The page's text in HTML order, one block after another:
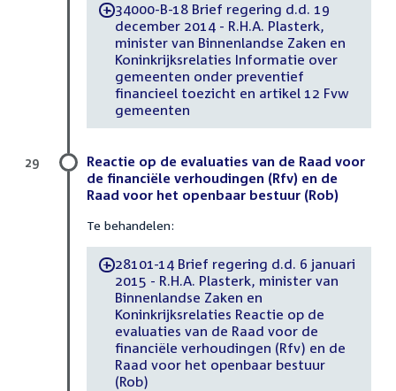
-34000-B-18 Brief regering d.d. 19
december 2014 - R.H.A. Plasterk,
minister van Binnenlandse Zaken en
Koninkrijksrelaties Informatie over
gemeenten onder preventief
financieel toezicht en artikel 12 Fvw
gemeenten
Reactie op de evaluaties van de Raad voor
de financiële verhoudingen (Rfv) en de
Raad voor het openbaar bestuur (Rob)
Te behandelen:
-28101-14 Brief regering d.d. 6 januari
2015 - R.H.A. Plasterk, minister van
Binnenlandse Zaken en
Koninkrijksrelaties Reactie op de
evaluaties van de Raad voor de
financiële verhoudingen (Rfv) en de
Raad voor het openbaar bestuur
(Rob)
29